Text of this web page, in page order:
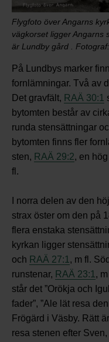
Flygfoto över Angarns
vägkorset ligger Angarns
är Lundby gård .
På Lundbys marker
fornlämningar. Två av
Det gravfält, RAÄ 30:1
bytomten består av
runda stensättningar
bytomten finns fler
sten, RAÄ 29:2, en
fl.
I norra delen av den
strax öster om den på
flera enstaka
kyrkan ligger
och RAÄ 27:1 , m fl.
runstenar, RAÄ 23:1 ,
står det ”Orökja och
fader”, ”Ale lät resa
Frögärd i Väsby. Rätt
resa stenen efter